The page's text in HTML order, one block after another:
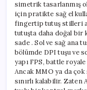
simetrik tasarlanmış
için pratikte sağ el
fingertip tutuş stilleri
tutuşta daha doğal bir
sade . Sol ve sağ ana
bölümde DPI tuşu ve
yapı FPS, battle
Ancak MMO ya da
sınırlı kalabilir. Zaten